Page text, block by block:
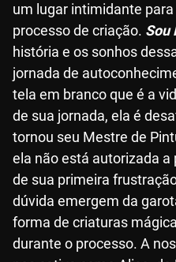
um lugar intimidante
processo de criação. Sou
história e os sonhos
jornada de
tela em branco que é a
de sua jornada, ela é
tornou seu Mestre de
ela não está autorizada a
de sua primeira
dúvida emergem da
forma de criaturas
durante o processo. A